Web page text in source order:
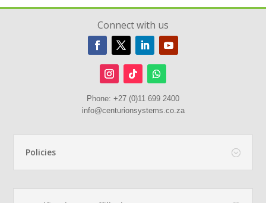
Connect with us
Phone: +27 (0)11 699 2400
info@centurionsystems.co.za
Policies